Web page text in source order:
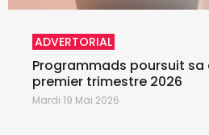
ADVERTORIAL
Programmads poursuit sa
premier trimestre 2026
Mardi 19 Mai 2026